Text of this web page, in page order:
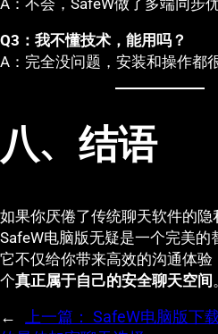
Q3：我不懂技术，能用吗？
A：完全没问题，安装和操作都
八、结语
如果你厌倦了传统聊天软件的隐
SafeW电脑版无疑是一个完美的
它不仅给你带来高效的沟通体验
个真正属于自己的安全聊天空间。
← 上一篇： SafeW电脑版下